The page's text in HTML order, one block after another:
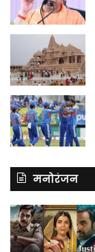
मनोरंजन